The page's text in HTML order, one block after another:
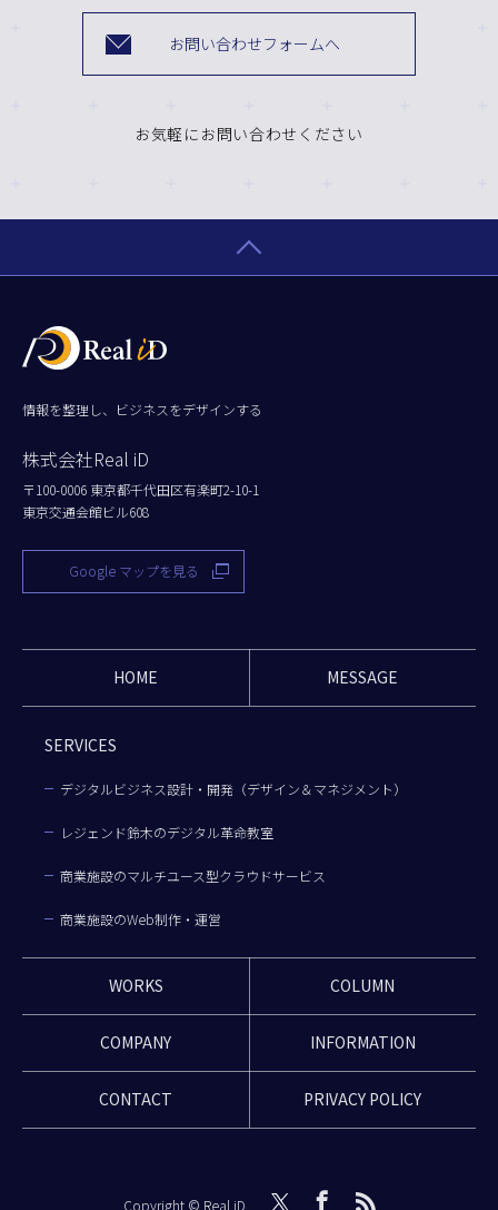
お問い合わせフォームへ
お気軽にお問い合わせください
情報を整理し、ビジネスをデザインする
株式会社Real iD
〒100-0006 東京都千代田区有楽町2-10-1
東京交通会館ビル608
Google マップを見る
HOME MESSAGE
SERVICES
デジタルビジネス設計・開発（デザイン＆マネジメント）
レジェンド鈴木のデジタル革命教室
商業施設のマルチユース型クラウドサービス
商業施設のWeb制作・運営
WORKS COLUMN
COMPANY INFORMATION
CONTACT PRIVACY POLICY
Copyright © Real iD